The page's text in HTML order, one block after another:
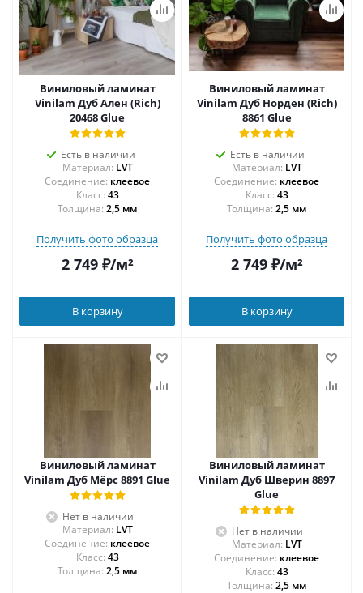
Виниловый ламинат
Vinilam Дуб Ален (Rich)
20468 Glue
Есть в наличии
Материал: LVT
Соединение: клеевое
43
Толщина: 2,5 мм
Получить фото образца
2 749₽/м²
В корзину
Виниловый ламинат
Vinilam Дуб Норден (Rich)
8861 Glue
Есть в наличии
Материал: LVT
Соединение: клеевое
43
Толщина: 2,5 мм
Получить фото образца
2 749₽/м²
В корзину
Виниловый ламинат
Vinilam Дуб Мёрс 8891 Glue
Нет в наличии
Материал: LVT
Соединение: клеевое
43
Толщина: 2,5 мм
Виниловый ламинат
Vinilam Дуб Шверин 8897
Glue
Нет в наличии
Материал: LVT
Соединение: клеевое
43
Толщина: 2,5 мм